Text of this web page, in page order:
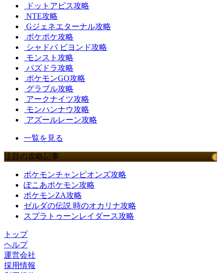
ドットアビス攻略
NTE攻略
Gジェネエターナル攻略
ポケポケ攻略
シャドバ ビヨンド攻略
モンスト攻略
パズドラ攻略
ポケモンGO攻略
グラブル攻略
アークナイツ攻略
モンハンナウ攻略
アズールレーン攻略
一覧を見る
注目の攻略記事
ポケモンチャンピオンズ攻略
ぽこあポケモン攻略
ポケモンZA攻略
ゼルダの伝説 時のオカリナ攻略
スプラトゥーンレイダース攻略
トップ
ヘルプ
運営会社
採用情報